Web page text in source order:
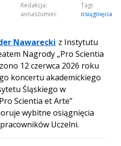
Redakcja:
annaszumiec
Tagi:
osiągnięcia
Nawarecki z Instytutu
Nagrody „Pro Scientia
12 czerwca 2026 roku
koncertu akademickiego
Śląskiego w
Scientia et Arte”
wybitne osiągnięcia
Uczelni.